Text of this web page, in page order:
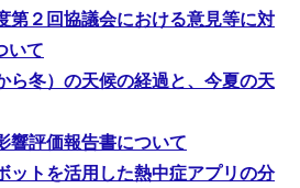
第２回協議会における意見等に対
いて
ら冬）の天候の経過と、今夏の天
響評価報告書について
ットを活用した熱中症アプリの分